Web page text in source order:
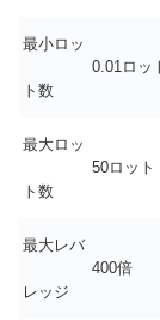
最小ロッ
ト数
0.01ロッ
最大ロッ
ト数
50ロット
最大レバ
レッジ
400倍